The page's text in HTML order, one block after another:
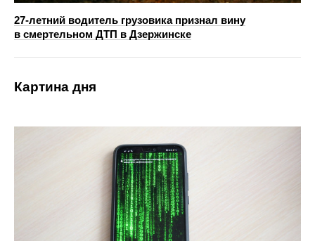
27-летний водитель грузовика признал вину
в смертельном ДТП в Дзержинске
Картина дня